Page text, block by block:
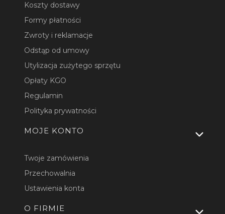
Koszty dostawy
Formy płatności
Zwroty i reklamacje
Odstąp od umowy
Utylizacja zużytego sprzętu
Opłaty KGO
Regulamin
Polityka prywatności
MOJE KONTO
Twoje zamówienia
Przechowalnia
Ustawienia konta
O FIRMIE